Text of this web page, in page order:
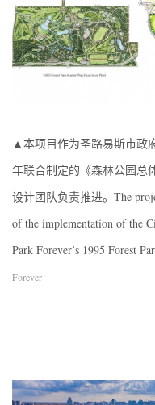
▲本项目作为圣路易斯市政
年联合制定的《森林公园总
设计团队负责推进。The
of the implementation of the
Park Forever’s 1995 Forest
Forever